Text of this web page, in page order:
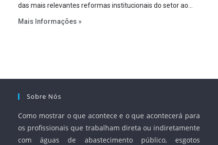
das mais relevantes reformas institucionais do setor ao
serviços, ampliar a participação da iniciativa privada,
Mais Informações »
Sobre Nós
Como mostrar o que acontece e o que acontecerá para
os profissionais que trabalham direta ou indiretamente
com águas de abastecimento público, esgotos